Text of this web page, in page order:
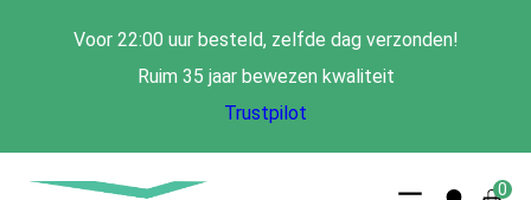
Voor 22:00 uur besteld, zelfde dag verzonden!
Ruim 35 jaar bewezen kwaliteit
Trustpilot
0